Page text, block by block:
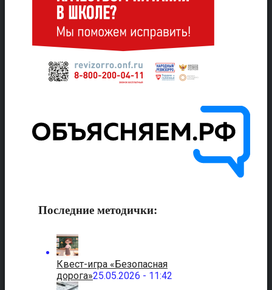
Последние методички:
Квест-игра «Безопасная
дорога»25.05.2026 - 11:42